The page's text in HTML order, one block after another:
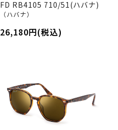
FD RB4105 710/51(ハバナ)
（ハバナ）
26,180円(税込)